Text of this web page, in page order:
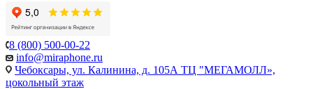
8 (800) 500-00-22
info@miraphone.ru
Чебоксары, ул. Калинина, д. 105А ТЦ "МЕГАМОЛЛ»,
цокольный этаж